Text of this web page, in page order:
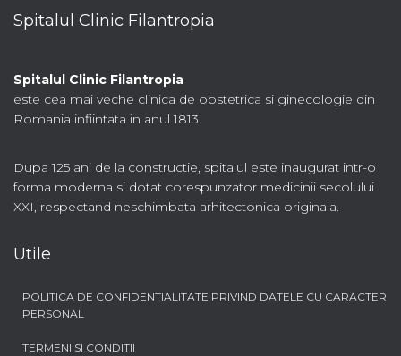
Spitalul Clinic Filantropia
Spitalul Clinic Filantropia
este cea mai veche clinica de obstetrica si ginecologie din
Romania infiintata in anul 1813.
Dupa 125 ani de la constructie, spitalul este inaugurat intr-o
forma moderna si dotat corespunzator medicinii secolului
XXI, respectand neschimbata arhitectonica originala.
Utile
POLITICA DE CONFIDENTIALITATE PRIVIND DATELE CU CARACTER
PERSONAL
TERMENI SI CONDITII